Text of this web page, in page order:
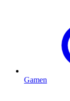
Gamen